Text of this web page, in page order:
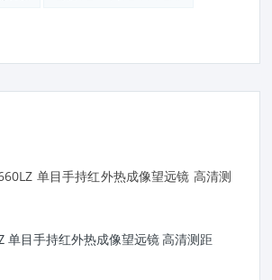
单目手持红外热成像望远镜 高清测距